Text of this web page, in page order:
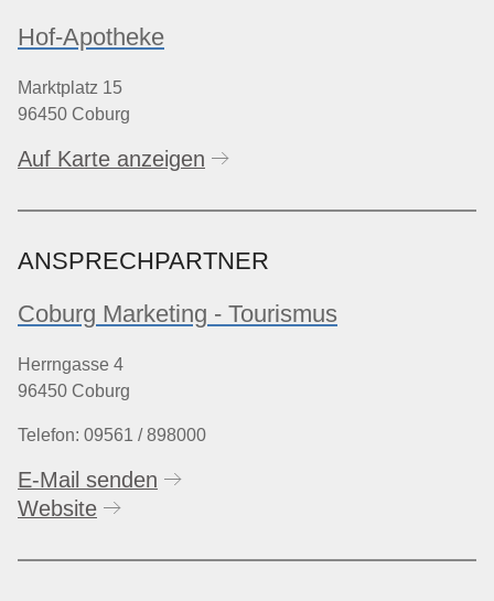
Hof-Apotheke
Marktplatz 15
96450 Coburg
Auf Karte anzeigen
ANSPRECHPARTNER
Coburg Marketing - Tourismus
Herrngasse 4
96450 Coburg
Telefon: 09561 / 898000
E-Mail senden
Website